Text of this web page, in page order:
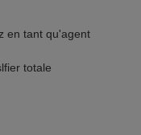
en tant qu'agent
totale